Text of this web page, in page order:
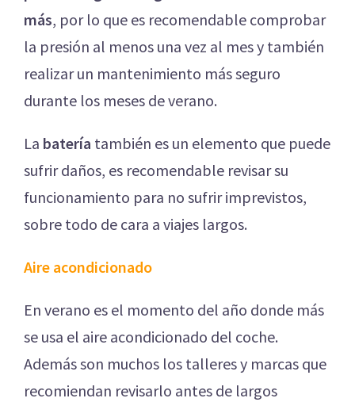
más, por lo que es recomendable comprobar
la presión al menos una vez al mes y también
realizar un mantenimiento más seguro
durante los meses de verano.
La batería también es un elemento que puede
sufrir daños, es recomendable revisar su
funcionamiento para no sufrir imprevistos,
sobre todo de cara a viajes largos.
Aire acondicionado
En verano es el momento del año donde más
se usa el aire acondicionado del coche.
Además son muchos los talleres y marcas que
recomiendan revisarlo antes de largos